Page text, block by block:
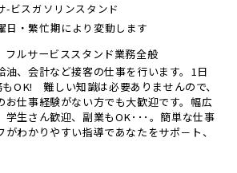
-ビスガソリンスタンド
日・繁忙期により変動します
フルサービススタンド業務全般
油、会計など接客の仕事を行います。1日
OK! 難しい知識は必要ありませんので、
お仕事経験がない方でも大歓迎です。幅広
学生さん歓迎、副業もOK･･･。簡単な仕事
わかりやすい指導であなたをサポ－ト、